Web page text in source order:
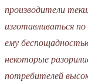
производители
изготавливаться
ему
некоторые
потребителей